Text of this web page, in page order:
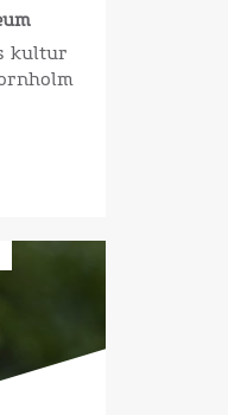
kultur